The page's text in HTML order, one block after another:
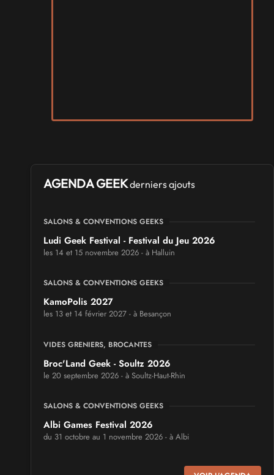
AGENDA GEEKderniers ajouts
SALONS & CONVENTIONS GEEKS
Ludi Geek Festival - Festival du Jeu 2026
les 14 et 15 novembre 2026 - à Halluin
SALONS & CONVENTIONS GEEKS
KamoPolis 2027
les 13 et 14 février 2027 - à Besançon
VIDES GRENIERS, BROCANTES
Broc'Land Geek - Soultz 2026
le 20 septembre 2026 - à Soultz-Haut-Rhin
SALONS & CONVENTIONS GEEKS
Albi Games Festival 2026
du 31 octobre au 1 novembre 2026 - à Albi